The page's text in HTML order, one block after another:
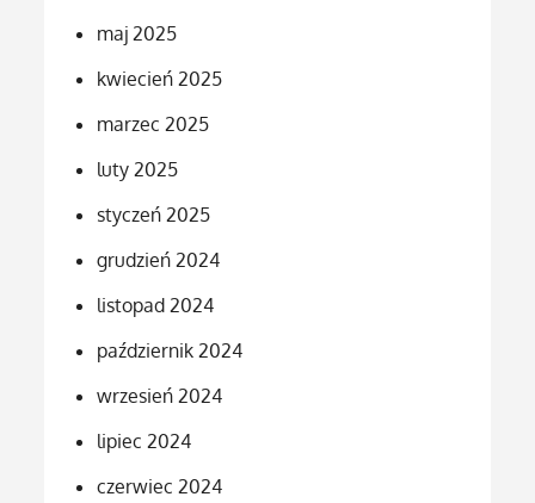
maj 2025
kwiecień 2025
marzec 2025
luty 2025
styczeń 2025
grudzień 2024
listopad 2024
październik 2024
wrzesień 2024
lipiec 2024
czerwiec 2024